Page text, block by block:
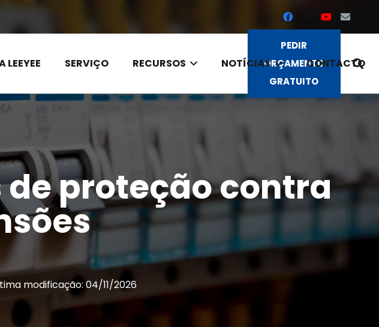
LEEYEE SERVIÇO RECURSOS NOTÍCIAS CONTACTO
PEDIR
ORÇAMENTO
GRATUITO
proteção contra
modificação:04/11/2026